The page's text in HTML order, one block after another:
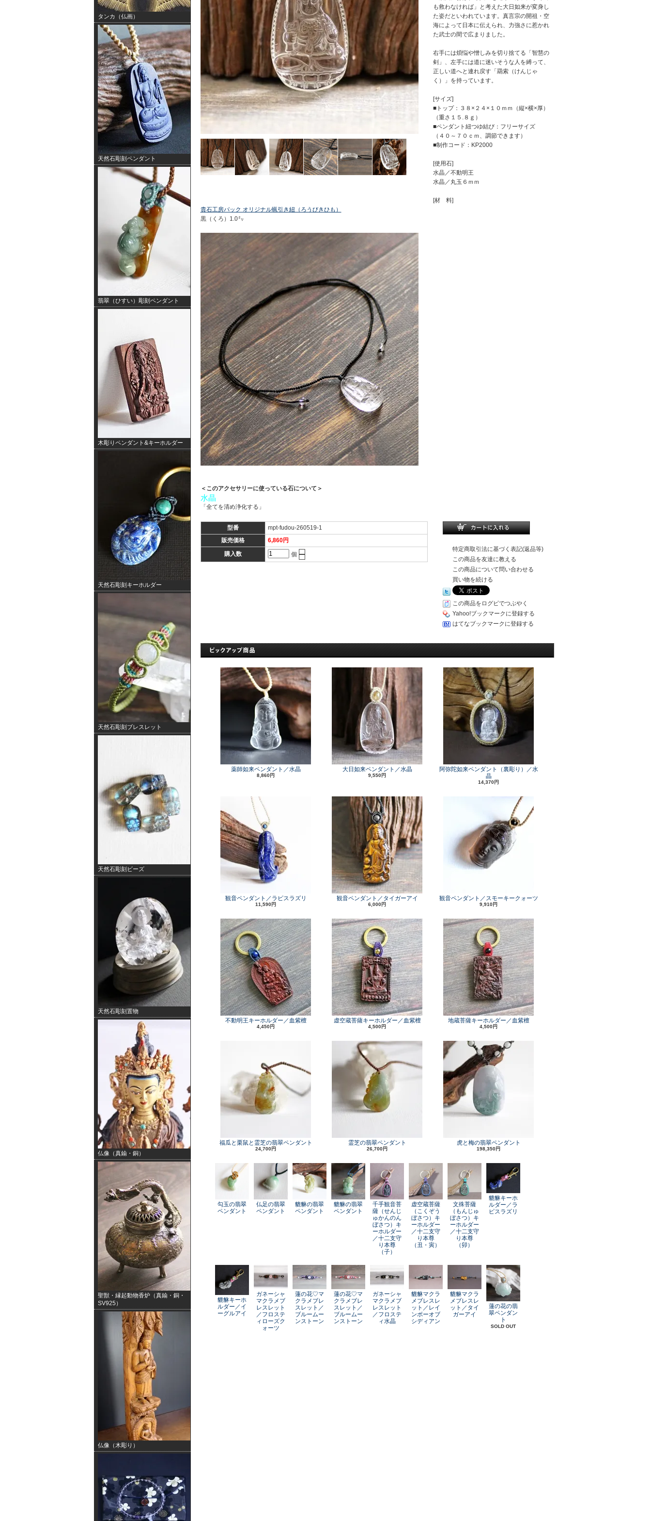
タンカ（仏画）
天然石彫刻ペンダント
翡翠（ひすい）彫刻ペンダント
木彫りペンダント&キーホルダー
天然石彫刻キーホルダー
天然石彫刻ブレスレット
天然石彫刻ビーズ
天然石彫刻置物
仏像（真鍮・銅）
聖獣・縁起動物香炉（真鍮・銅・
SV925）
仏像（木彫り）
も救わなければ」と考えた大日如来が変身し
た姿だといわれています。真言宗の開祖・空
海によって日本に伝えられ、力強さに惹かれ
た武士の間で広まりました。
右手には煩悩や憎しみを切り捨てる「智慧の
剣」、左手には道に迷いそうな人を縛って、
正しい道へと連れ戻す「羂索（けんじゃ
く）」を持っています。
[サイズ]
■トップ：３８×２４×１０ｍｍ（縦×横×厚）
（重さ１５.８ｇ）
■ペンダント紐つゆ結び：フリーサイズ
（４０～７０ｃｍ、調節できます）
■制作コード：KP2000
[使用石]
水晶／不動明王
水晶／丸玉６ｍｍ
[材 料]
貴石工房パック オリジナル蝋引き紐（ろうびきひも）
黒（くろ）1.0㍉
＜このアクセサリーに使っている石について＞
水晶
「全てを清め浄化する」
型番
mpt-fudou-260519-1
販売価格
6,860円
購入数
個
特定商取引法に基づく表記(返品等)
この商品を友達に教える
この商品について問い合わせる
買い物を続ける
この商品をログピでつぶやく
Yahoo!ブックマークに登録する
はてなブックマークに登録する
薬師如来ペンダント／水晶
8,860円
大日如来ペンダント／水晶
9,550円
阿弥陀如来ペンダント（裏彫り）／水
晶
14,370円
観音ペンダント／ラピスラズリ
11,590円
観音ペンダント／タイガーアイ
6,000円
観音ペンダント／スモーキークォーツ
9,910円
不動明王キーホルダー／血紫檀
4,450円
虚空蔵菩薩キーホルダー／血紫檀
4,500円
地蔵菩薩キーホルダー／血紫檀
4,500円
福瓜と栗鼠と霊芝の翡翠ペンダント
24,700円
霊芝の翡翠ペンダント
26,700円
虎と梅の翡翠ペンダント
198,350円
勾玉の翡翠
ペンダント
仏足の翡翠
ペンダント
貔貅の翡翠
ペンダント
貔貅の翡翠
ペンダント
千手観音菩
薩（せんじ
ゅかんのん
ぼさつ）キ
ーホルダー
／十二支守
り本尊
（子）
虚空蔵菩薩
（こくぞう
ぼさつ）キ
ーホルダー
／十二支守
り本尊
（丑・寅）
文殊菩薩
（もんじゅ
ぼさつ）キ
ーホルダー
／十二支守
り本尊
（卯）
貔貅キーホ
ルダー／ラ
ピスラズリ
貔貅キーホ
ルダー／イ
ーグルアイ
ガネーシャ
マクラメブ
レスレット
／フロステ
ィローズク
ォーツ
蓮の花♡マ
クラメブレ
スレット／
ブルームー
ンストーン
蓮の花♡マ
クラメブレ
スレット／
ブルームー
ンストーン
ガネーシャ
マクラメブ
レスレット
／フロステ
ィ水晶
貔貅マクラ
メブレスレ
ット／レイ
ンボーオブ
シディアン
貔貅マクラ
メブレスレ
ット／タイ
ガーアイ
蓮の花の翡
翠ペンダン
ト
SOLD OUT